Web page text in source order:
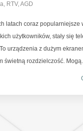
RTV, AGD
latach coraz popularniejsze
użytkowników, stały się
urządzenia z dużym
świetną rozdzielczość.